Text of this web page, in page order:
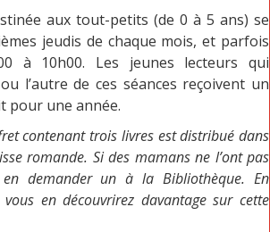
aux tout-petits (de 0 à 5 ans) se
jeudis de chaque mois, et parfois
à 10h00. Les jeunes lecteurs qui
l’autre de ces séances reçoivent un
pour une année.
contenant trois livres est distribué dans
romande. Si des mamans ne l’ont pas
demander un à la Bibliothèque. En
vous en découvrirez davantage sur cette